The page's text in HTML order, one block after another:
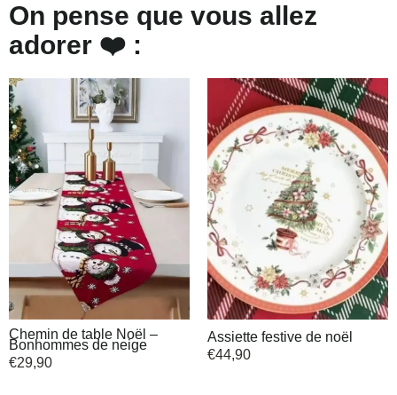
On pense que vous allez
adorer ❤️ :
Chemin de table Noël –
Bonhommes de neige
€29,90
Assiette festive de noël
€44,90